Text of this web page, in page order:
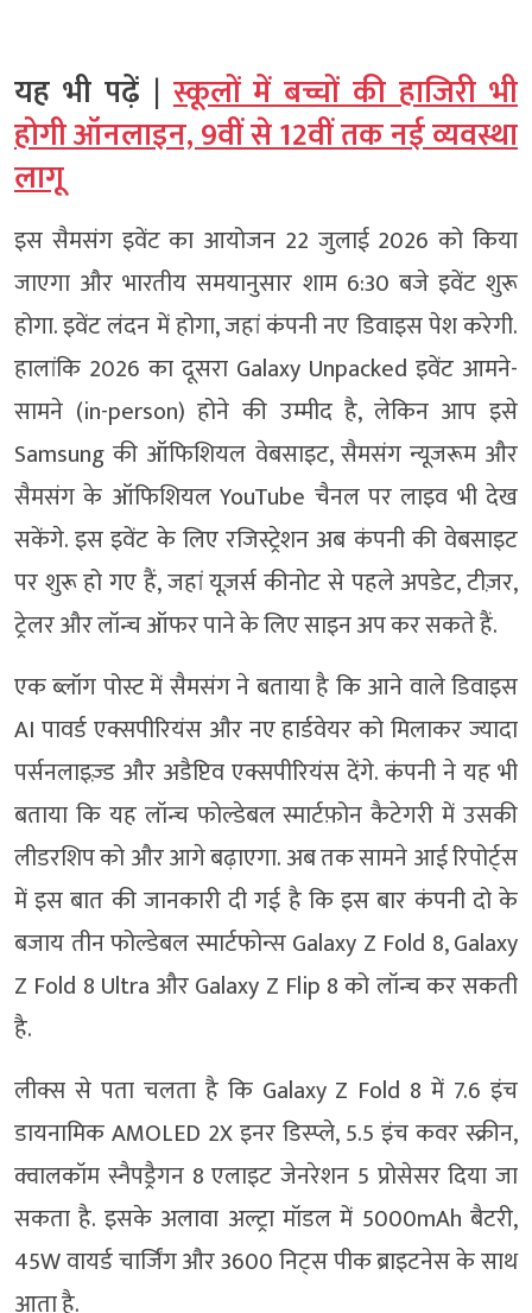
यह भी पढ़ें | स्कूलों में बच्चों की हाजिरी भी
होगी ऑनलाइन, 9वीं से 12वीं तक नई व्यवस्था
लागू
इस सैमसंग इवेंट का आयोजन 22 जुलाई 2026 को किया
जाएगा और भारतीय समयानुसार शाम 6:30 बजे इवेंट शुरू
होगा. इवेंट लंदन में होगा, जहां कंपनी नए डिवाइस पेश करेगी.
हालांकि 2026 का दूसरा Galaxy Unpacked इवेंट आमने-
सामने (in-person) होने की उम्मीद है, लेकिन आप इसे
Samsung की ऑफिशियल वेबसाइट, सैमसंग न्यूजरूम और
सैमसंग के ऑफिशियल YouTube चैनल पर लाइव भी देख
सकेंगे. इस इवेंट के लिए रजिस्ट्रेशन अब कंपनी की वेबसाइट
पर शुरू हो गए हैं, जहां यूज़र्स कीनोट से पहले अपडेट, टीज़र,
ट्रेलर और लॉन्च ऑफर पाने के लिए साइन अप कर सकते हैं.
एक ब्लॉग पोस्ट में सैमसंग ने बताया है कि आने वाले डिवाइस
AI पावर्ड एक्सपीरियंस और नए हार्डवेयर को मिलाकर ज्यादा
पर्सनलाइज़्ड और अडैप्टिव एक्सपीरियंस देंगे. कंपनी ने यह भी
बताया कि यह लॉन्च फोल्डेबल स्मार्टफ़ोन कैटेगरी में उसकी
लीडरशिप को और आगे बढ़ाएगा. अब तक सामने आई रिपोर्ट्स
में इस बात की जानकारी दी गई है कि इस बार कंपनी दो के
बजाय तीन फोल्डेबल स्मार्टफोन्स Galaxy Z Fold 8, Galaxy
Z Fold 8 Ultra और Galaxy Z Flip 8 को लॉन्च कर सकती
है.
लीक्स से पता चलता है कि Galaxy Z Fold 8 में 7.6 इंच
डायनामिक AMOLED 2X इनर डिस्प्ले, 5.5 इंच कवर स्क्रीन,
क्वालकॉम स्नैपड्रैगन 8 एलाइट जेनरेशन 5 प्रोसेसर दिया जा
सकता है. इसके अलावा अल्ट्रा मॉडल में 5000mAh बैटरी,
45W वायर्ड चार्जिंग और 3600 निट्स पीक ब्राइटनेस के साथ
आता है.